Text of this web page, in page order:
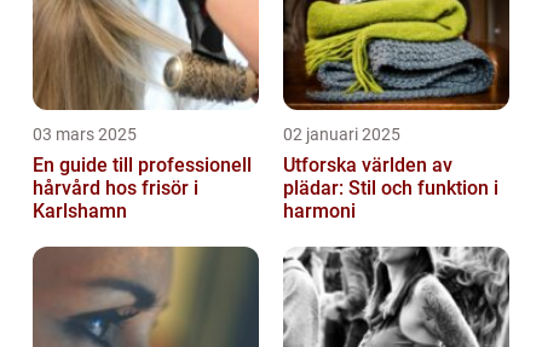
03 mars 2025
En guide till professionell
hårvård hos frisör i
Karlshamn
02 januari 2025
Utforska världen av
plädar: Stil och funktion i
harmoni